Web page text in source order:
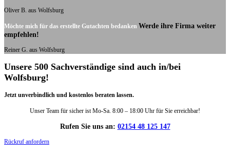
Oliver B. aus Wolfsburg
Möchte mich für das erstellte Gutachten bedanken Werde ihre Firma weiter
empfehlen!
Reiner G. aus Wolfsburg
Unsere 500 Sachverständige sind auch in/bei
Wolfsburg!
Jetzt unverbindlich und kostenlos beraten lassen.
Unser Team für sicher ist Mo-Sa. 8:00 – 18:00 Uhr für Sie erreichbar!
Rufen Sie uns an: 02154 48 125 147
Rückruf anfordern